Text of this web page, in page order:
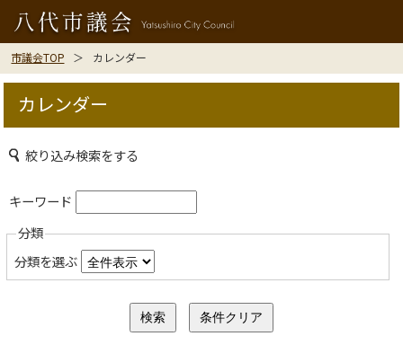
市議会TOP カレンダー
カレンダー
絞り込み検索をする
キーワード
分類
分類を選ぶ